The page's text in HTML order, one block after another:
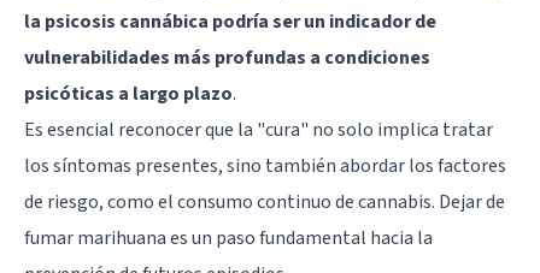
la psicosis cannábica podría ser un indicador de
vulnerabilidades más profundas a condiciones
psicóticas a largo plazo.
Es esencial reconocer que la "cura" no solo implica tratar
los síntomas presentes, sino también abordar los factores
de riesgo, como el consumo continuo de cannabis. Dejar de
fumar marihuana es un paso fundamental hacia la